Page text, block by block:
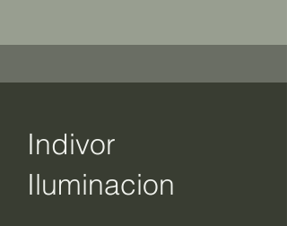
Indivor
Iluminacion